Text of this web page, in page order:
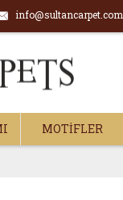
info@sultancarpet.com
MOTİFLER